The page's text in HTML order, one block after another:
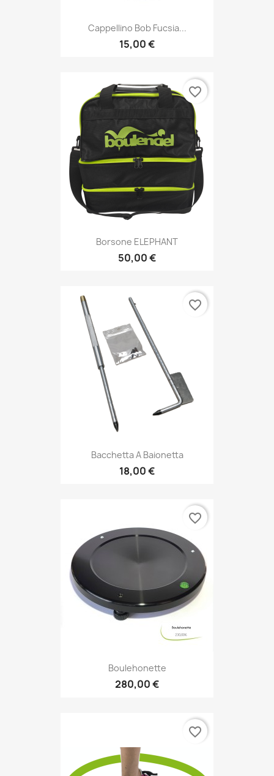
Cappellino Bob Fucsia...
15,00 €
Borsone ELEPHANT
50,00 €
favorite_border
Bacchetta A Baionetta
18,00 €
favorite_border
Boulehonette
280,00 €
favorite_border
favorite_border